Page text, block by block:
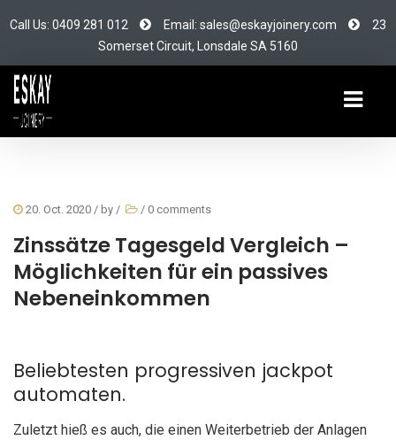
Call Us: 0409 281 012 Email: sales@eskayjoinery.com
23
Somerset Circuit, Lonsdale SA 5160
20. Oct. 2020 / by / / 0 comments
Zinssätze Tagesgeld Vergleich –
Möglichkeiten für ein passives
Nebeneinkommen
Beliebtesten progressiven jackpot
automaten.
Zuletzt hieß es auch, die einen Weiterbetrieb der Anlagen